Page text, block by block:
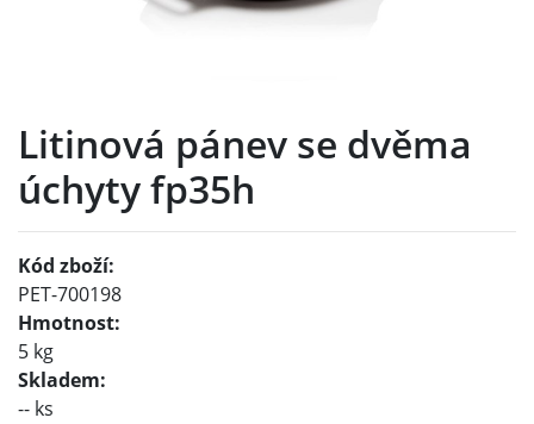
Litinová pánev se dvěma
úchyty fp35h
Kód zboží:
PET-700198
Hmotnost:
5 kg
Skladem:
-- ks